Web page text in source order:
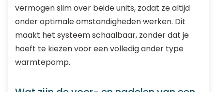
vermogen slim over beide units, zodat ze altijd
onder optimale omstandigheden werken. Dit
maakt het systeem schaalbaar, zonder dat je
hoeft te kiezen voor een volledig ander type
warmtepomp.